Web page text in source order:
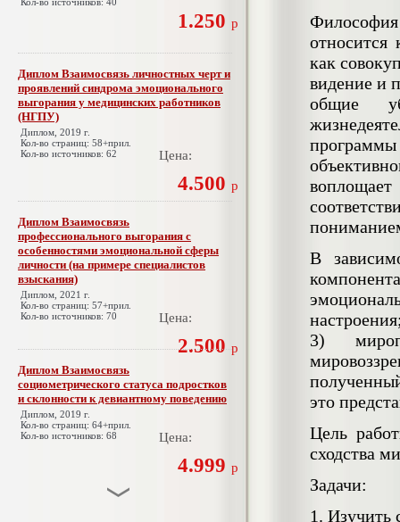
1.250 р
Диплом Взаимосвязь личностных черт и
проявлений синдрома эмоционального
выгорания у медицинских работников
(НГПУ)
Диплом, 2019 г.
Кол-во страниц: 58+прил.
Кол-во источников: 62
Цена:
4.500 р
Диплом Взаимосвязь
профессионального выгорания с
особенностями эмоциональной сферы
личности (на примере специалистов
взыскания)
Диплом, 2021 г.
Кол-во страниц: 57+прил.
Кол-во источников: 70
Цена:
2.500 р
Диплом Взаимосвязь
социометрического статуса подростков
и склонности к девиантному поведению
Диплом, 2019 г.
Кол-во страниц: 64+прил.
Кол-во источников: 68
Цена:
4.999 р
Философия
относится
как
видение и
общие
В
3)
это
Цель
сходства
Задачи:
1. Изучить